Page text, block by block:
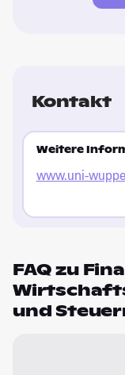
Kontakt
Weitere
www.uni-
FAQ zu
und